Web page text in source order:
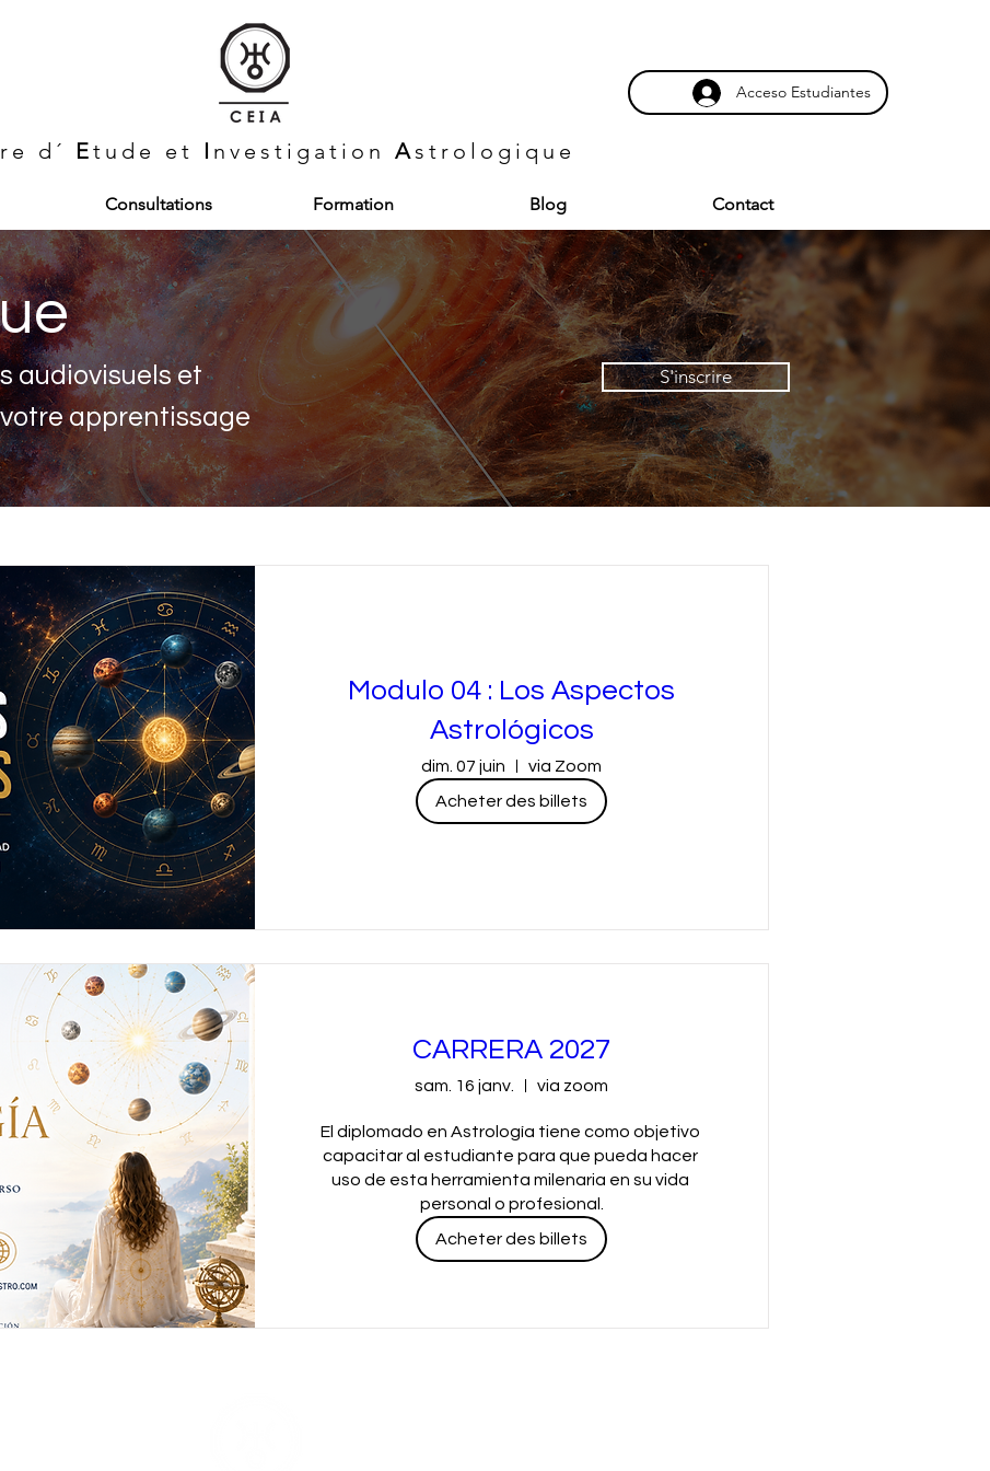
Acceso Estudiantes
d´ Etude et I nvestigation Astrologique
Consultations Formation Blog Contact
audiovisuels et
apprentissage
S'inscrire
Modulo 04 : Los Aspectos
Astrológicos
dim. 07 juin
via Zoom
Acheter des billets
CARRERA 2027
sam. 16 janv. via zoom
El diplomado en Astrología tiene como objetivo
capacitar al estudiante para que pueda hacer
uso de esta herramienta milenaria en su vida
personal o profesional.
Acheter des billets